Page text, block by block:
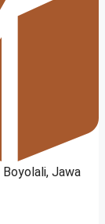
Boyolali, Jawa